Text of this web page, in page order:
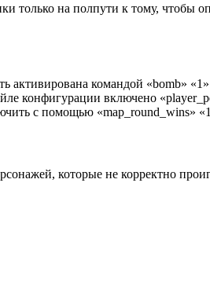
только на полпути к тому, чтобы
командой «bomb»
конфигурации включено
с помощью «map_round_wins»
которые не корректно